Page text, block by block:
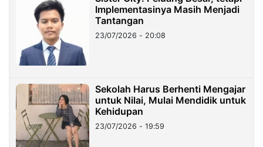
Implementasinya Masih Menjadi
Tantangan
23/07/2026 - 20:08
Sekolah Harus Berhenti Mengajar
untuk Nilai, Mulai Mendidik untuk
Kehidupan
23/07/2026 - 19:59